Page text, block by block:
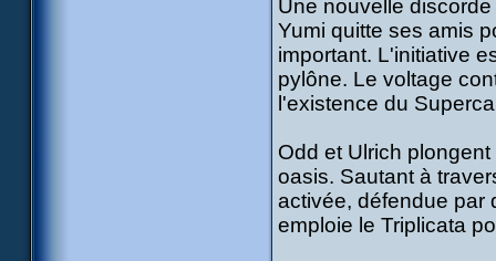
Une nouvelle
Yumi quitte ses amis
important. L'initiative
pylône. Le voltage
l'existence du
Odd et Ulrich
oasis. Sautant à
activée, défendue par
emploie le Triplicata